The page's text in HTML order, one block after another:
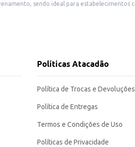
Políticas Atacadão
Política de Trocas e Devoluções
Política de Entregas
Termos e Condições de Uso
Políticas de Privacidade